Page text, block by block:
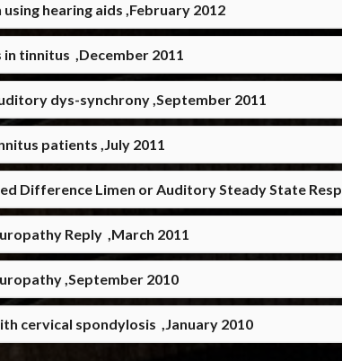
hearing aids ,February 2012
Electrophysiological and psychological studies in tinnitus‏ ,December 2011
dys-synchrony ,September 2011
patients ,July 2011
Difference Limen or Auditory Steady State
Reply ,March 2011
,September 2010
cervical spondylosis ,January 2010